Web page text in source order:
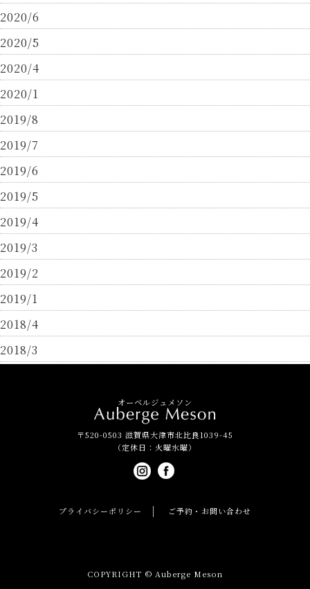
2020/6
2020/5
2020/4
2020/1
2019/8
2019/7
2019/6
2019/5
2019/4
2019/3
2019/2
2019/1
2018/4
2018/3
オーベルジュメソン
〒520-0503 滋賀県大津市北比良1039-45
（定休日：火曜水曜）
プライバシーポリシー ご予約・お問い合わせ
COPYRIGHT © Auberge Meson